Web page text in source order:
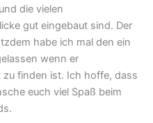
die vielen
gut eingebaut sind. Der
habe ich mal den ein
wenn er
finden ist. Ich hoffe, dass
euch viel Spaß beim